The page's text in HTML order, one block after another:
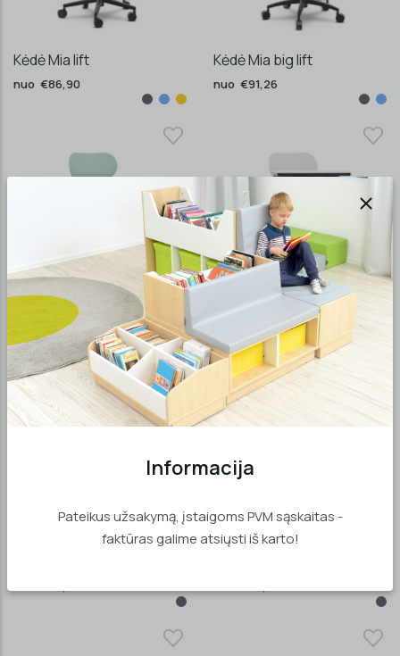
Kėdė Mia lift
nuo €86,90
Kėdė Mia big lift
nuo €91,26
Kėdė Mia Store
nuo €163,13
Kėdė Mia Table
nuo €265,72
Informacija
Pateikus užsakymą, įstaigoms PVM sąskaitas -
faktūras galime atsiųsti iš karto!